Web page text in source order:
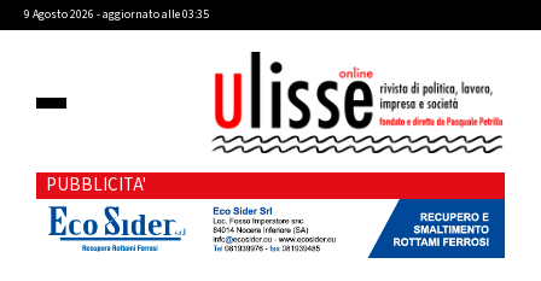
9 Agosto 2026 - aggiornato alle 03:35
PUBBLICITA'